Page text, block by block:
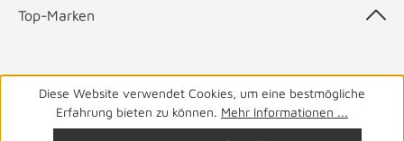
Top-Marken
Haben Sie Fragen? Wir helfen Ihnen gerne. 05141 9940
von 8-19 Uhr
Diese Website verwendet Cookies, um eine bestmögliche
Erfahrung bieten zu können. Mehr Informationen ...